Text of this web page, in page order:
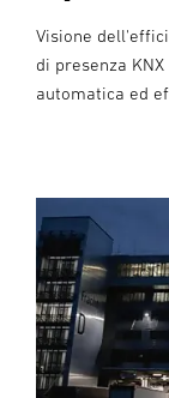
Visione
di presenza
automatica ed